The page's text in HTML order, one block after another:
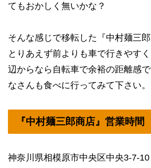
てもおかしく無いかな？
そんな感じで移転した『中村麺三郎
とりあえず前よりも車で行きやす
辺からなら自転車で余裕の距離感
なさんも食べに行ってみて下さい。
『中村麺三郎商店』営業時間
神奈川県相模原市中央区中央3-7-10